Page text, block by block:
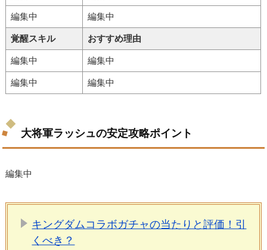
編集中 編集中
覚醒スキル おすすめ理由
編集中 編集中
編集中 編集中
大将軍ラッシュの安定攻略ポイント
編集中
キングダムコラボガチャの当たりと評価！引
くべき？